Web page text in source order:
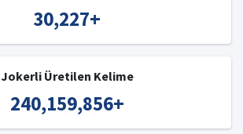
30,227+
Jokerli Üretilen Kelime
240,159,856+